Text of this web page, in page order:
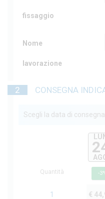
fissaggio
Nome
lavorazione
2 CONSEGNA
Scegli la data di
Quantità -
1 €